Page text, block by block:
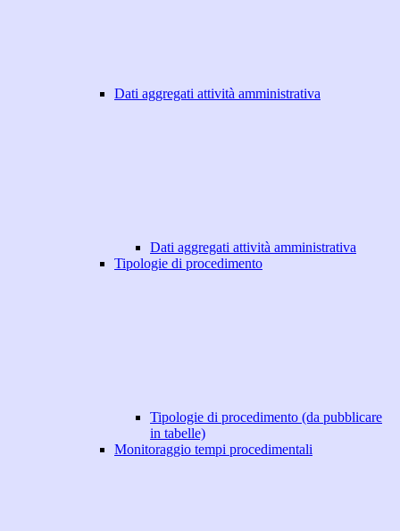
Dati aggregati attività amministrativa
Dati aggregati attività amministrativa
Tipologie di procedimento
Tipologie di procedimento (da pubblicare
in tabelle)
Monitoraggio tempi procedimentali